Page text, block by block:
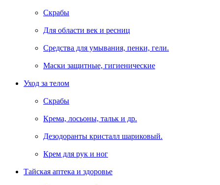
Скрабы
Для области век и ресниц
Средства для умывания, пенки, гели.
Маски защитные, гигиенические
Уход за телом
Скрабы
Крема, лосьоны, тальк и др.
Дезодоранты кристалл шариковый.
Крем для рук и ног
Тайская аптека и здоровье